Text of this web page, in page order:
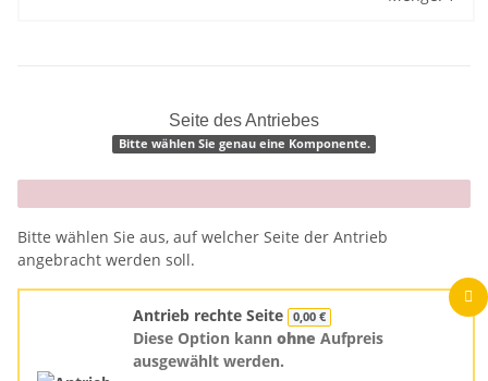
Seite des Antriebes
Bitte wählen Sie genau eine Komponente.
x
Bitte wählen Sie aus, auf welcher Seite der Antrieb
angebracht werden soll.
Antrieb rechte Seite 0,00 €
Diese Option kann ohne Aufpreis
ausgewählt werden.